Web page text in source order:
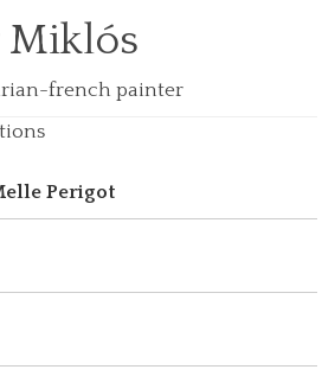
Miklós
french painter
Perigot